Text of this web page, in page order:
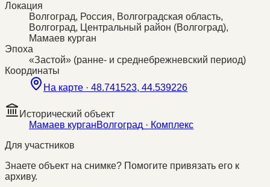
Локация
Волгоград, Россия, Волгоградская область,
Волгоград, Центральный район (Волгоград),
Мамаев курган
Эпоха
«Застой» (ранне- и среднебрежневский период)
Координаты
На карте · 48.741523, 44.539226
Исторический объект
Мамаев курганВолгоград · Комплекс
Для участников
Знаете объект на снимке? Помогите привязать его к
архиву.